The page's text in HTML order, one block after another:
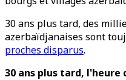
30 ans plus tard, des
azerbaïdjanaises sont
proches disparus.
30 ans plus tard, l'heure